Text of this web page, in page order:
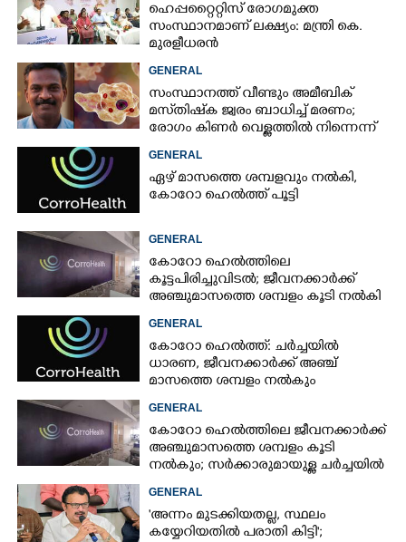
ഹെപ്പറ്റൈറ്റിസ് രോഗമുക്ത
സംസ്ഥാനമാണ് ലക്ഷ്യം: മന്ത്രി കെ.
മുരളീധരൻ
GENERAL
സംസ്ഥാനത്ത് വീണ്ടും അമീബിക്
മസ്‌തിഷ്‌ക ജ്വരം ബാധിച്ച് മരണം;
രോഗം കിണർ വെള്ളത്തിൽ നിന്നെന്ന്
GENERAL
ഏഴ് മാസത്തെ ശമ്പളവും നൽകി,
കോറോ ഹെൽത്ത് പൂട്ടി
GENERAL
കോറോ ഹെൽത്തിലെ
കൂട്ടപിരിച്ചുവിടൽ; ജീവനക്കാർക്ക്
അഞ്ചുമാസത്തെ ശമ്പളം കൂടി നൽകി
GENERAL
കോറോ ഹെൽത്ത്: ചർച്ചയിൽ
ധാരണ, ജീവനക്കാർക്ക് അഞ്ച്
മാസത്തെ ശമ്പളം നൽകും
GENERAL
കോറോ ഹെൽത്തിലെ ജീവനക്കാർക്ക്
അഞ്ചുമാസത്തെ ശമ്പളം കൂടി
നൽകും; സർക്കാരുമായുള്ള ചർച്ചയിൽ
GENERAL
'അന്നം മുടക്കിയതല്ല, സ്ഥലം
കയ്യേറിയതിൽ പരാതി കിട്ടി';
×
Share this link
Copy Link